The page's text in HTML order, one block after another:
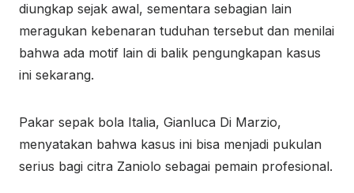
diungkap sejak awal, sementara sebagian lain
meragukan kebenaran tuduhan tersebut dan menilai
bahwa ada motif lain di balik pengungkapan kasus
ini sekarang.
Pakar sepak bola Italia, Gianluca Di Marzio,
menyatakan bahwa kasus ini bisa menjadi pukulan
serius bagi citra Zaniolo sebagai pemain profesional.